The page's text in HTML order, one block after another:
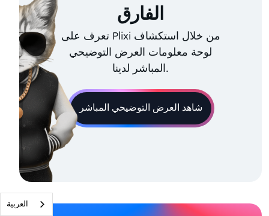
الفارق
تعرف على Plixi من خلال استكشاف
لوحة معلومات العرض التوضيحي
المباشر لدينا.
شاهد العرض التوضيحي المباشر
العربية‏